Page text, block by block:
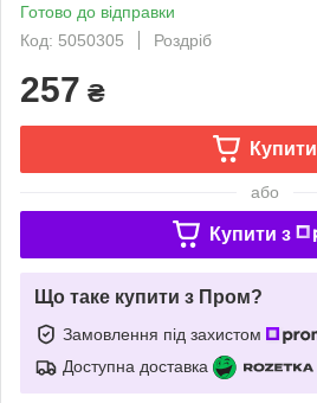
Готово до відправки
Код: 5050305
Роздріб
257 ₴
Купити
або
Купити з
Що таке купити з Пром?
Замовлення під захистом
Доступна доставка